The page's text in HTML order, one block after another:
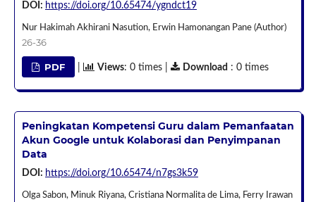
DOI: https://doi.org/10.65474/ygndct19
Nur Hakimah Akhirani Nasution, Erwin Hamonangan Pane (Author)
26-36
PDF Views: 0 times | Download : 0 times
Peningkatan Kompetensi Guru dalam Pemanfaatan
Akun Google untuk Kolaborasi dan Penyimpanan
Data
DOI: https://doi.org/10.65474/n7gs3k59
Olga Sabon, Minuk Riyana, Cristiana Normalita de Lima, Ferry Irawan